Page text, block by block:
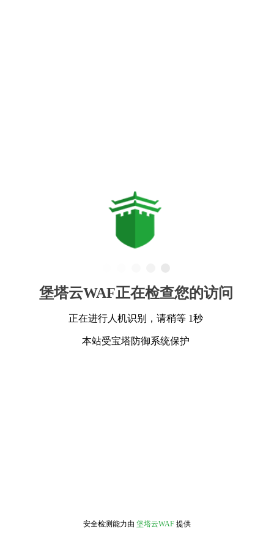
堡塔云WAF正在检查您的访问
正在进行人机识别，请稍等 1秒
本站受宝塔防御系统保护
安全检测能力由 堡塔云WAF 提供